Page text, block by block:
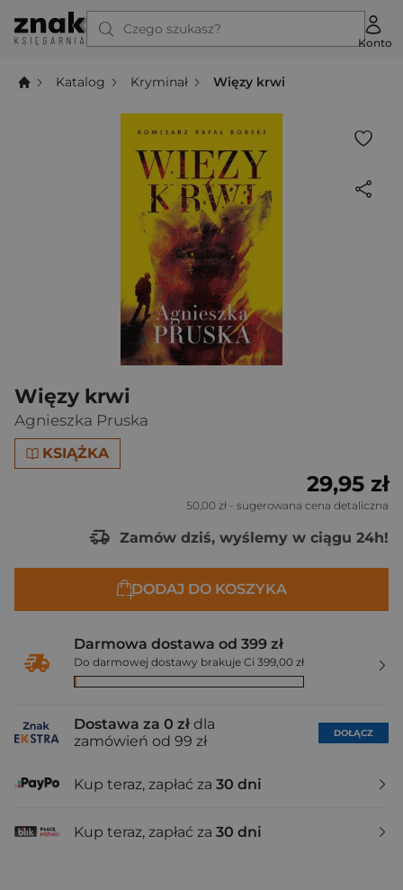
Czego szukasz?
Konto
Katalog Kryminał Więzy krwi
Więzy krwi
Agnieszka Pruska
KSIĄŻKA
29,95 zł
50,00 zł - sugerowana cena detaliczna
Zamów dziś, wyślemy w ciągu 24h!
DODAJ DO KOSZYKA
Darmowa dostawa od 399 zł
Do darmowej dostawy brakuje Ci 399,00 zł
Dostawa za 0 zł dla
zamówień od 99 zł
DOŁĄCZ
Kup teraz, zapłać za 30 dni
Kup teraz, zapłać za 30 dni